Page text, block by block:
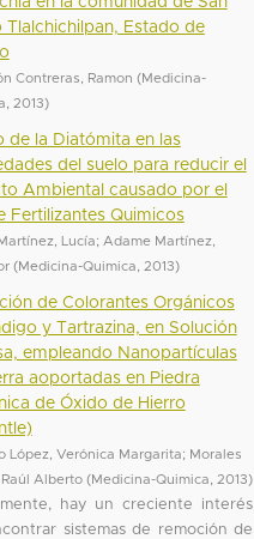
Tlalchichilpan, Estado de
Contreras, Ramon (Medicina-
2013)
de la Diatómita en las
del suelo para reducir el
Ambiental causado por el
Fertilizantes Quimicos
Lucía; Adame Martínez,
(Medicina-Quimica 2013)
de Colorantes Orgánicos
y Tartrazina, en Solución
empleando Nanopartículas
aoportadas en Piedra
de Óxido de Hierro
López, Verónica Margarita; Morales
Raúl Alberto (Medicina-Quimica 2013)
hay un creciente interés
sistemas de remoción de